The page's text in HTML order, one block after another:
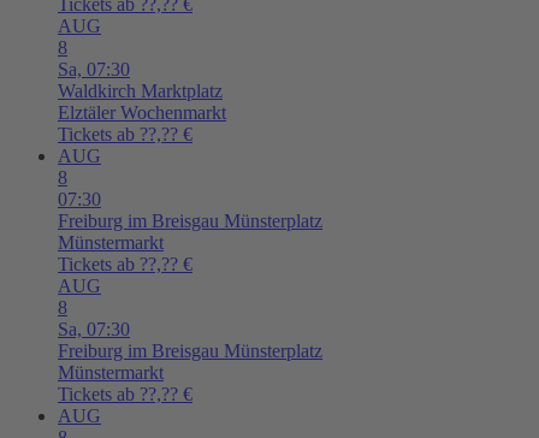
AUG
8
Sa, 07:30
Waldkirch Marktplatz
Elztäler Wochenmarkt
Tickets ab ??,?? €
AUG
8
07:30
Freiburg im Breisgau Münsterplatz
Münstermarkt
Tickets ab ??,?? €
AUG
8
Sa, 07:30
Freiburg im Breisgau Münsterplatz
Münstermarkt
Tickets ab ??,?? €
AUG